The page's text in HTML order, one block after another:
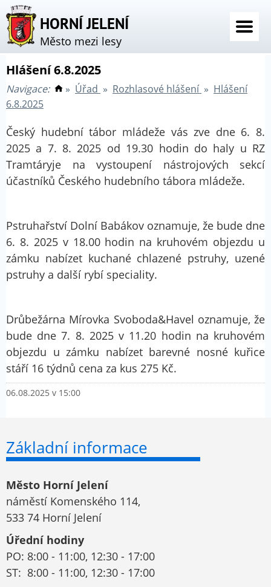
HORNÍ JELENÍ
Město mezi lesy
Hlášení 6.8.2025
Navigace: » Úřad » Rozhlasové hlášení » Hlášení
6.8.2025
Český hudební tábor mládeže vás zve dne 6. 8.
2025 a 7. 8. 2025 od 19.30 hodin do haly u RZ
Tramtáryje na vystoupení nástrojových sekcí
účastníků Českého hudebního tábora mládeže.
Pstruhařství Dolní Babákov oznamuje, že bude dne
6. 8. 2025 v 18.00 hodin na kruhovém objezdu u
zámku nabízet kuchané chlazené pstruhy, uzené
pstruhy a další rybí speciality.
Drůbežárna Mírovka Svoboda&Havel oznamuje, že
bude dne 7. 8. 2025 v 11.20 hodin na kruhovém
objezdu u zámku nabízet barevné nosné kuřice
stáří 16 týdnů cena za kus 275 Kč.
06.08.2025 v 15:00
Základní informace
Město Horní Jelení
náměstí Komenského 114,
533 74 Horní Jelení
Úřední hodiny
PO: 8:00 - 11:00, 12:30 - 17:00
ST: 8:00 - 11:00, 12:30 - 17:00